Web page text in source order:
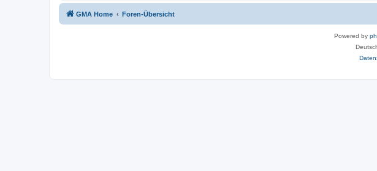
GMA Home Foren-Übersicht
Powered by